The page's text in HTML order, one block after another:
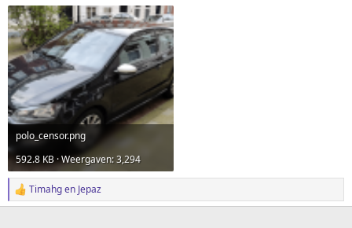
polo_censor.png
592.8 KB · Weergaven: 3,294
W
a
Timahgen Jepaz